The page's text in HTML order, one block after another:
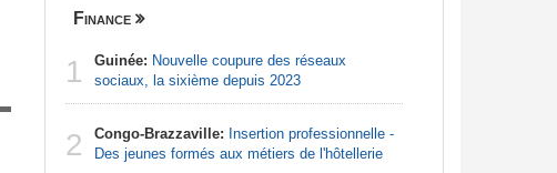
Finance
1 Guinée: Nouvelle coupure des réseaux
sociaux, la sixième depuis 2023
2 Congo-Brazzaville: Insertion professionnelle -
Des jeunes formés aux métiers de l'hôtellerie